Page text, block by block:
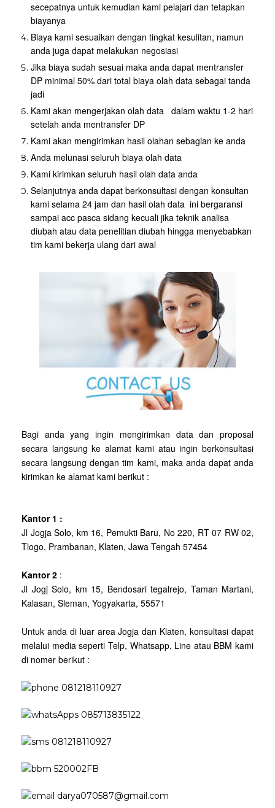
secepatnya untuk kemudian kami pelajari dan tetapkan
biayanya
Biaya kami sesuaikan dengan tingkat kesulitan, namun
anda juga dapat melakukan negosiasi
Jika biaya sudah sesuai maka anda dapat mentransfer
DP minimal 50% dari total biaya olah data sebagai tanda
jadi
Kami akan mengerjakan olah data dalam waktu 1-2 hari
setelah anda mentransfer DP
Kami akan mengirimkan hasil olahan sebagian ke anda
Anda melunasi seluruh biaya olah data
Kami kirimkan seluruh hasil olah data anda
Selanjutnya anda dapat berkonsultasi dengan konsultan
kami selama 24 jam dan hasil olah data ini bergaransi
sampai acc pasca sidang kecuali jika teknik analisa
diubah atau data penelitian diubah hingga menyebabkan
tim kami bekerja ulang dari awal
Bagi anda yang ingin mengirimkan data dan proposal
secara langsung ke alamat kami atau ingin berkonsultasi
secara langsung dengan tim kami, maka anda dapat anda
kirimkan ke alamat kami berikut :
Kantor 1 :
Jl Jogja Solo, km 16, Pemukti Baru, No 220, RT 07 RW 02,
Tlogo, Prambanan, Klaten, Jawa Tengah 57454
Kantor 2 :
Jl Jogj Solo, km 15, Bendosari tegalrejo, Taman Martani,
Kalasan, Sleman, Yogyakarta, 55571
Untuk anda di luar area Jogja dan Klaten, konsultasi dapat
melalui media seperti Telp, Whatsapp, Line atau BBM kami
di nomer berikut :
081218110927
085713835122
081218110927
520002FB
darya070587@gmail.com